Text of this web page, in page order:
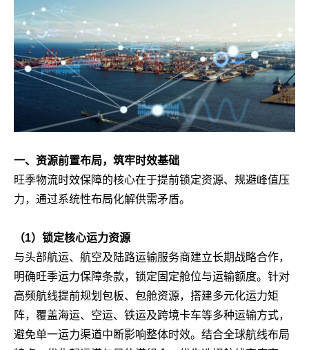
一、资源前置布局，筑牢时效基础
旺季物流时效保障的核心在于提前锁定资源、规避峰值压
力，通过系统性布局化解供需矛盾。
（1）锁定核心运力资源
与头部航运、航空及陆路运输服务商建立长期战略合作，
明确旺季运力保障条款，锁定固定舱位与运输额度。针对
高频航线提前规划包板、包舱资源，搭建多元化运力矩
阵，覆盖海运、空运、铁运及跨境卡车等多种运输方式，
避免单一运力渠道中断影响整体时效。结合全球航线布局